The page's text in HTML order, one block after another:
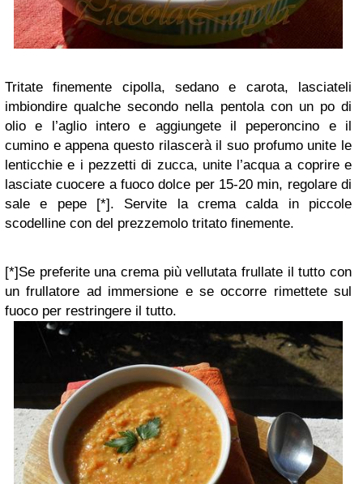
Tritate finemente cipolla, sedano e carota, lasciateli
imbiondire qualche secondo nella pentola con un po di
olio e l’aglio intero e aggiungete il peperoncino e il
cumino e appena questo rilascerà il suo profumo unite le
lenticchie e i pezzetti di zucca, unite l’acqua a coprire e
lasciate cuocere a fuoco dolce per 15-20 min, regolare di
sale e pepe [*]. Servite la crema calda in piccole
scodelline con del prezzemolo tritato finemente.
[*]Se preferite una crema più vellutata frullate il tutto con
un frullatore ad immersione e se occorre rimettete sul
fuoco per restringere il tutto.